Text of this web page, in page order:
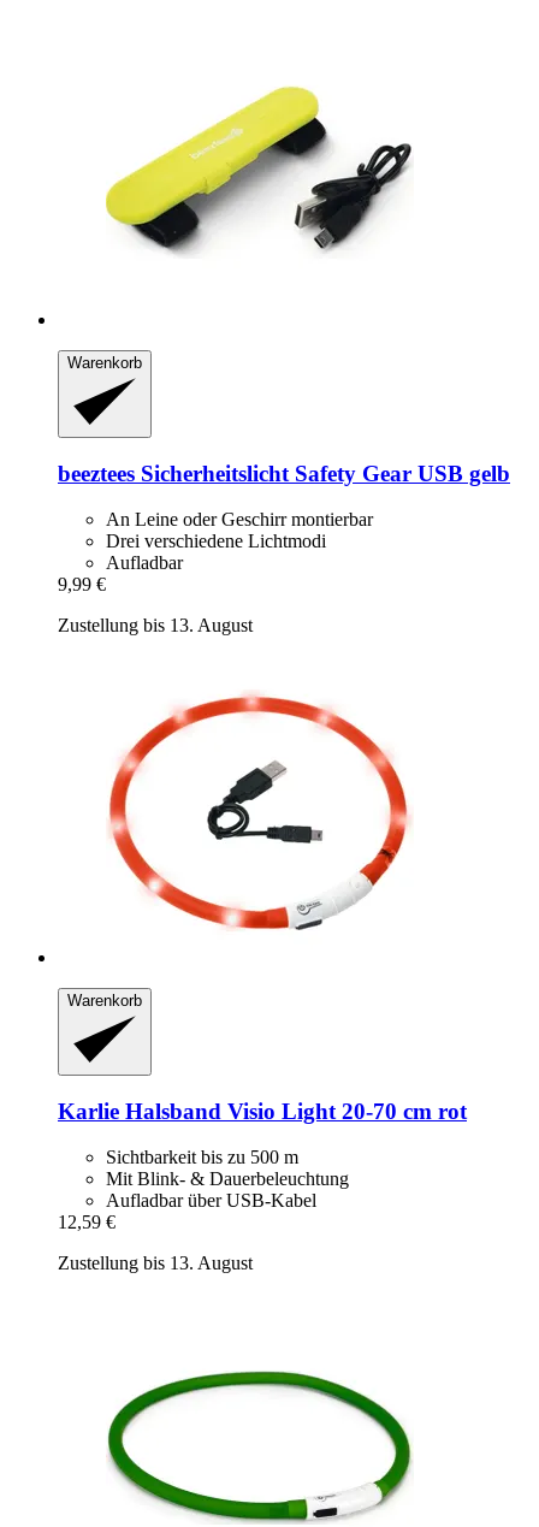
Warenkorb
beeztees Sicherheitslicht Safety Gear USB gelb
An Leine oder Geschirr montierbar
Drei verschiedene Lichtmodi
Aufladbar
9,99 €
Zustellung bis 13. August
Warenkorb
Karlie Halsband Visio Light 20-​70 cm rot
Sichtbarkeit bis zu 500 m
Mit Blink- & Dauerbeleuchtung
Aufladbar über USB-Kabel
12,59 €
Zustellung bis 13. August